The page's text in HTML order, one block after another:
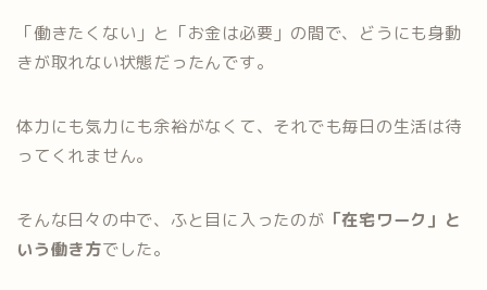
「働きたくない」と「お金は必要」の間で、どうにも身動
きが取れない状態だったんです。
体力にも気力にも余裕がなくて、それでも毎日の生活は待
ってくれません。
そんな日々の中で、ふと目に入ったのが 「在宅ワーク」と
いう働き方でした。